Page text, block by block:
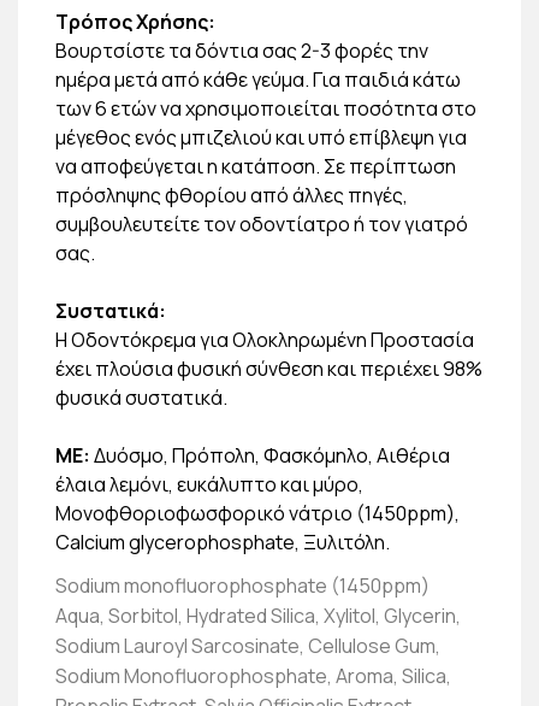
Τρόπος Χρήσης:
Βουρτσίστε τα δόντια σας 2-3 φορές την
ημέρα μετά από κάθε γεύμα. Για παιδιά κάτω
των 6 ετών να χρησιμοποιείται ποσότητα στο
μέγεθος ενός μπιζελιού και υπό επίβλεψη για
να αποφεύγεται η κατάποση. Σε περίπτωση
πρόσληψης φθορίου από άλλες πηγές,
συμβουλευτείτε τον οδοντίατρο ή τον γιατρό
σας.
Συστατικά:
Η Οδοντόκρεμα για Ολοκληρωμένη Προστασία
έχει πλούσια φυσική σύνθεση και περιέχει 98%
φυσικά συστατικά.
ΜΕ: Δυόσμο, Πρόπολη, Φασκόμηλο, Αιθέρια
έλαια λεμόνι, ευκάλυπτο και μύρο,
Μονοφθοριοφωσφορικό νάτριο (1450ppm),
Calcium glycerophosphate, Ξυλιτόλη.
Sodium monofluorophosphate (1450ppm)
Aqua, Sorbitol, Hydrated Silica, Xylitol, Glycerin,
Sodium Lauroyl Sarcosinate, Cellulose Gum,
Sodium Monofluorophosphate, Aroma, Silica,